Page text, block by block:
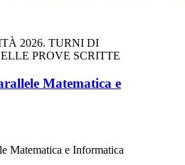
2026. TURNI DI
PROVE SCRITTE
Matematica e
Matematica e Informatica